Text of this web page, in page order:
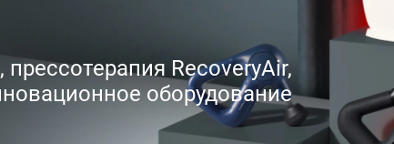
RecoveryAir,
оборудование